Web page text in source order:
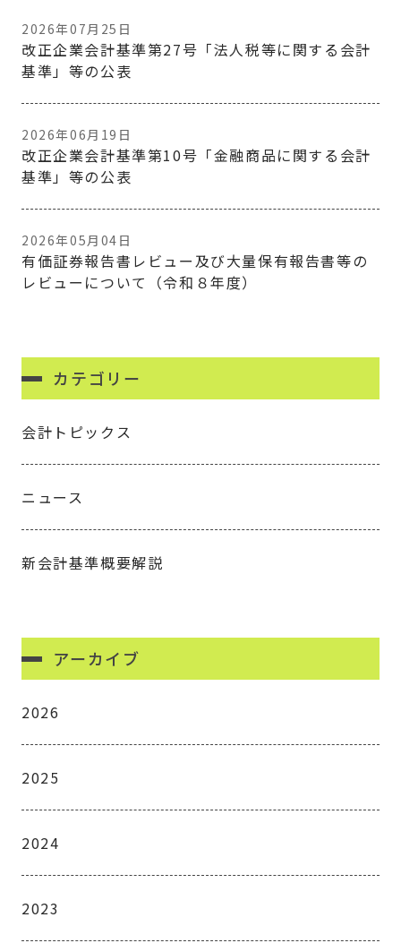
2026年07月25日
改正企業会計基準第27号「法人税等に関する会計
基準」等の公表
2026年06月19日
改正企業会計基準第10号「金融商品に関する会計
基準」等の公表
2026年05月04日
有価証券報告書レビュー及び大量保有報告書等の
レビューについて（令和８年度）
カテゴリー
会計トピックス
ニュース
新会計基準概要解説
アーカイブ
2026
2025
2024
2023